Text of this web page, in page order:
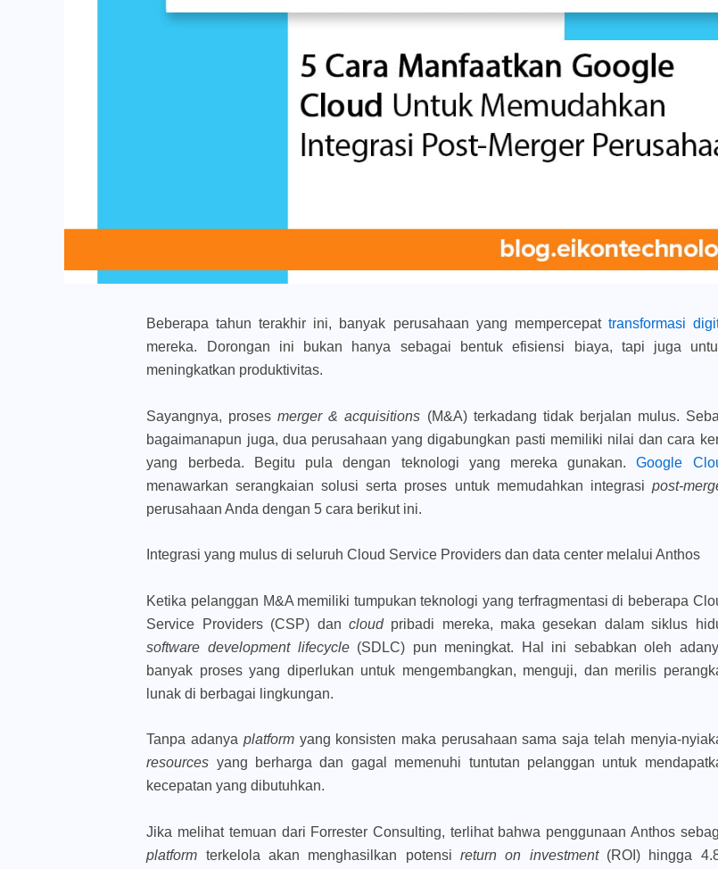
Beberapa tahun terakhir ini, banyak perusahaan yang mempercepat transformasi
mereka. Dorongan ini bukan hanya sebagai bentuk efisiensi biaya, tapi juga
meningkatkan produktivitas.
Sayangnya, prosesmerger & acquisitions (M&A) terkadang tidak berjalan mulus.
bagaimanapun juga, dua perusahaan yang digabungkan pasti memiliki nilai dan cara
yang berbeda. Begitu pula dengan teknologi yang mereka gunakan.
Google
menawarkan serangkaian solusi serta proses untuk memudahkan integrasi post-
perusahaan Anda dengan 5 cara berikut ini.
Integrasi yang mulus di seluruh Cloud Service Providers dan data center melalui Anthos
Ketika pelanggan M&A memiliki tumpukan teknologi yang terfragmentasi di beberapa
Service Providers (CSP) dan cloud pribadi mereka, maka gesekan dalam siklus
software development lifecycle(SDLC) pun meningkat. Hal ini sebabkan oleh
banyak proses yang diperlukan untuk mengembangkan, menguji, dan merilis
lunak di berbagai lingkungan.
Tanpa adanya platform yang konsisten maka perusahaan sama saja telah menyia-
resources yang berharga dan gagal memenuhi tuntutan pelanggan untuk
kecepatan yang dibutuhkan.
Jika melihat temuan dari Forrester Consulting, terlihat bahwa penggunaan Anthos
platform terkelola akan menghasilkan potensireturn on investment(ROI) hingga